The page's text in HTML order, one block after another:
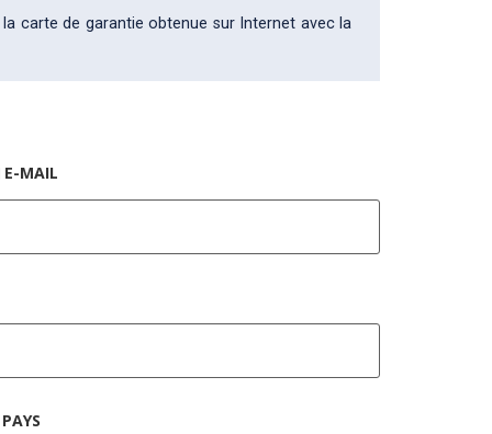
carte de garantie obtenue sur Internet avec la
E-MAIL